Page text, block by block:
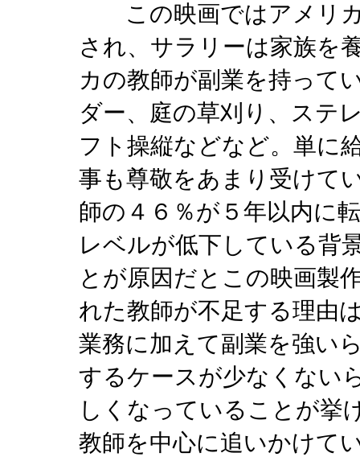
この映画ではアメリカ
され、サラリーは家族を
カの教師が副業を持って
ダー、庭の草刈り、ステ
フト操縦などなど。単に
事も尊敬をあまり受けて
師の４６％が５年以内に
レベルが低下している背
とが原因だとこの映画製
れた教師が不足する理由
業務に加えて副業を強い
するケースが少なくない
しくなっていることが挙
教師を中心に追いかけて